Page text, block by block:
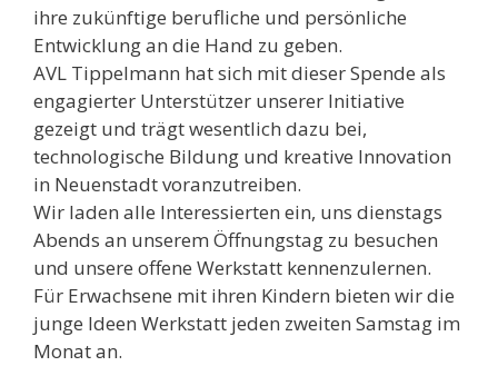
ihre zukünftige berufliche und persönliche
Entwicklung an die Hand zu geben.
AVL Tippelmann hat sich mit dieser Spende als
engagierter Unterstützer unserer Initiative
gezeigt und trägt wesentlich dazu bei,
technologische Bildung und kreative Innovation
in Neuenstadt voranzutreiben.
Wir laden alle Interessierten ein, uns dienstags
Abends an unserem Öffnungstag zu besuchen
und unsere offene Werkstatt kennenzulernen.
Für Erwachsene mit ihren Kindern bieten wir die
junge Ideen Werkstatt jeden zweiten Samstag im
Monat an.